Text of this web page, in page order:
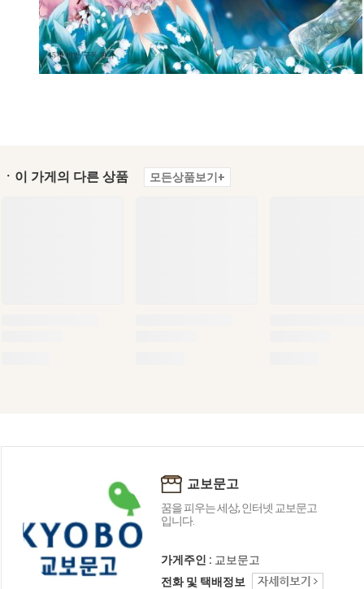
ㆍ이 가게의 다른 상품 모든상품보기+
교보문고
꿈을 피우는 세상, 인터넷 교보문고
입니다.
가게주인 : 교보문고
전화 및 택배정보